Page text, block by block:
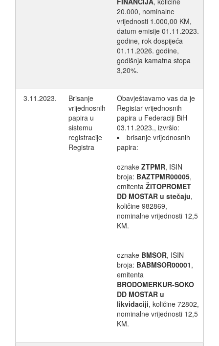
20.000, nominalne
vrijednosti 1.000,00 KM,
datum emisije 01.11.2023.
godine, rok dospijeća
01.11.2026. godine,
godišnja kamatna stopa
3,20%.
3.11.2023.
Brisanje
vrijednosnih
papira u
sistemu
registracije
Registra
Obavještavamo vas da je
Registar vrijednosnih
papira u Federaciji BiH
03.11.2023., izvršio:
brisanje vrijednosnih
papira:
oznake ZTPMR, ISIN
broja: BAZTPMR00005,
emitenta ŽITOPROMET
DD MOSTAR u stečaju,
količine 982869,
nominalne vrijednosti 12,5
KM.
oznake BMSOR, ISIN
broja: BABMSOR00001,
emitenta
BRODOMERKUR-SOKO
DD MOSTAR u
likvidaciji, količine 72802,
nominalne vrijednosti 12,5
KM.